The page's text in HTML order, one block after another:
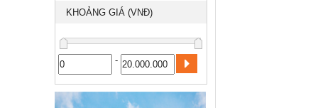
KHOẢNG GIÁ (VNĐ)
-